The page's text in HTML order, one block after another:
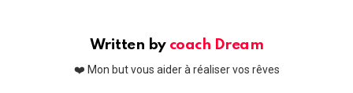
Written by coach Dream
❤️ Mon but vous aider à réaliser vos rêves